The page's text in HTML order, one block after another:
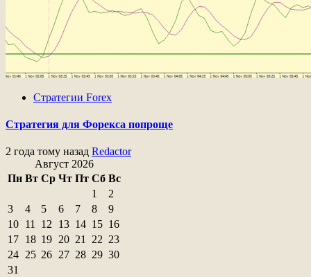
Стратегии Forex
Стратегия для Форекса попроще
2 года тому назад Redactor
Август 2026
Пн Вт Ср Чт Пт Сб Вс
1
2
3
4 5 6 7 8
9
10 11 12 13 14 15 16
17 18 19 20 21 22 23
24 25 26 27 28 29 30
31